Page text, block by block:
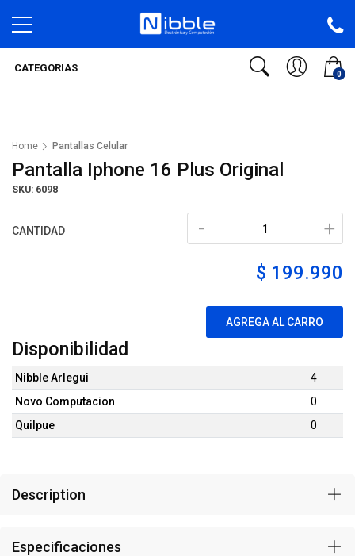
0
CATEGORIAS
Home Pantallas Celular
Pantalla Iphone 16 Plus Original
SKU: 6098
CANTIDAD +
-
$ 199.990
AGREGA AL CARRO
Disponibilidad
Nibble Arlegui
4
Novo Computacion
0
Quilpue
0
Description
Especificaciones